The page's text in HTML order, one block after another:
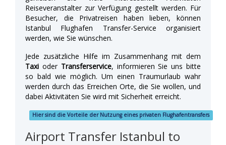
Reiseveranstalter zur Verfügung gestellt werden. Für
Besucher, die Privatreisen haben lieben, können
Istanbul Flughafen Transfer-Service organisiert
werden, wie Sie wünschen.
Jede zusätzliche Hilfe im Zusammenhang mit dem
Taxi oder Transferservice, informieren Sie uns bitte
so bald wie möglich. Um einen Traumurlaub wahr
werden durch das Erreichen Orte, die Sie wollen, und
dabei Aktivitäten Sie wird mit Sicherheit erreicht.
Hier sind die Vorteile der Nutzung eines privaten Flughafentransfers
Airport Transfer Istanbul to